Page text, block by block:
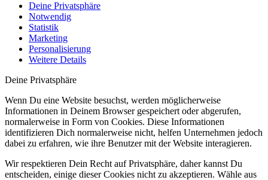
Deine Privatsphäre
Notwendig
Statistik
Marketing
Personalisierung
Weitere Details
Deine Privatsphäre
Wenn Du eine Website besuchst, werden möglicherweise
Informationen in Deinem Browser gespeichert oder abgerufen,
normalerweise in Form von Cookies. Diese Informationen
identifizieren Dich normalerweise nicht, helfen Unternehmen jedoch
dabei zu erfahren, wie ihre Benutzer mit der Website interagieren.
Wir respektieren Dein Recht auf Privatsphäre, daher kannst Du
entscheiden, einige dieser Cookies nicht zu akzeptieren. Wähle aus